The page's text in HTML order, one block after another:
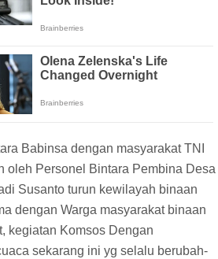
Babinsa dengan masyarakat TNI
oleh Personel Bintara Pembina Desa
Susanto turun kewilayah binaan
dengan Warga masyarakat binaan
kegiatan Komsos Dengan
sekarang ini yg selalu berubah-